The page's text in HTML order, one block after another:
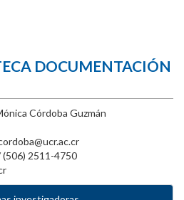
DOCUMENTACIÓN
Córdoba Guzmán
2511-4750